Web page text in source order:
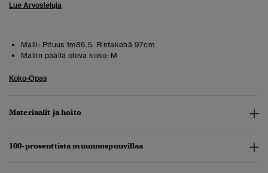
Lue Arvosteluja
Malli: Pituus 1m86.5. Rintakehä 97cm
Mallin päällä oleva koko: M
Koko-Opas
Materiaalit ja hoito
100-prosenttista muunnospuuvillaa